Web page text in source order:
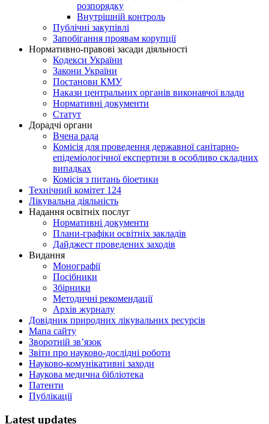
розпорядку
Внутрішній контроль
Публічні закупівлі
Запобігання проявам корупції
Нормативно-правові засади діяльності
Кодекси України
Закони України
Постанови КМУ
Накази центральних органів виконавчої влади
Нормативні документи
Статут
Дорадчі органи
Вчена рада
Комісія для проведення державної санітарно-
епідеміологічної експертизи в особливо складних
випадках
Комісія з питань біоетики
Технічний комітет 124
Лікувальна діяльність
Надання освітніх послуг
Нормативні документи
Плани-графіки освітніх закладів
Дайджест проведених заходів
Видання
Монографії
Посібники
Збірники
Методичні рекомендації
Архів журналу
Довідник природних лікувальних ресурсів
Мапа сайту
Зворотній зв’язок
Звіти про науково-дослідні роботи
Науково-комунікативні заходи
Наукова медична бібліотека
Патенти
Публікації
Latest updates